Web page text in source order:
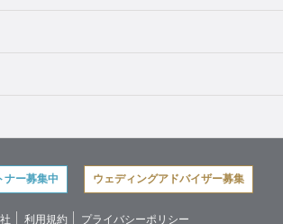
ナー募集中 ウェディングアドバイザー募集
利用規約 プライバシーポリシー